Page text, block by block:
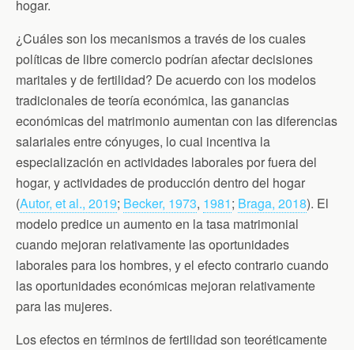
hogar.
¿Cuáles son los mecanismos a través de los cuales
políticas de libre comercio podrían afectar decisiones
maritales y de fertilidad? De acuerdo con los modelos
tradicionales de teoría económica, las ganancias
económicas del matrimonio aumentan con las diferencias
salariales entre cónyuges, lo cual incentiva la
especialización en actividades laborales por fuera del
hogar, y actividades de producción dentro del hogar
(Autor, et al., 2019; Becker, 1973, 1981; Braga, 2018). El
modelo predice un aumento en la tasa matrimonial
cuando mejoran relativamente las oportunidades
laborales para los hombres, y el efecto contrario cuando
las oportunidades económicas mejoran relativamente
para las mujeres.
Los efectos en términos de fertilidad son teoréticamente